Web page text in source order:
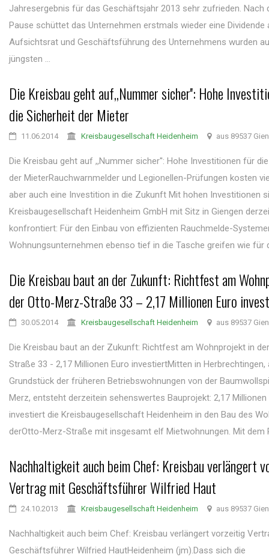
Jahresergebnis für das Geschäftsjahr 2013 sehr zufrieden. Nach
Pause schüttet das Unternehmen erstmals wieder eine Dividende
Aufsichtsrat und Geschäftsführung des Unternehmens wurden
jüngsten ...
Die Kreisbau geht auf,,Nummer sicher'': Hohe
die Sicherheit der Mieter
11.06.2014 Kreisbaugesellschaft Heidenheim aus 89537
Die Kreisbau geht auf ,,Nummer sicher'': Hohe Investitionen für
der MieterRauchwarnmelder und Legionellen-Prüfungen kosten
aber auch eine Investition in die Zukunft Mit hohen Investitionen
Kreisbaugesellschaft Heidenheim GmbH mit Sitz in Giengen
konfrontiert: Für den Einbau von effizienten Rauchmelde-
Wohnungsunternehmen ebenso tief in die Tasche greifen wie für
Die Kreisbau baut an der Zukunft: Richtfest am
der Otto-Merz-Straße 33 – 2,17 Millionen Euro
30.05.2014 Kreisbaugesellschaft Heidenheim aus 89537
Die Kreisbau baut an der Zukunft: Richtfest am Wohnprojekt in
Straße 33 - 2,17 Millionen Euro investiertMitten in Herbrechtingen,
Grundstück der früheren Betriebswohnungen von der
Merz, entsteht derzeitein sehenswertes Bauprojekt: 2,17 Millionen
investiert die Kreisbaugesellschaft Heidenheim in den Bau des
derOtto-Merz-Straße mit insgesamt elf Mietwohnungen. Mit dem
Nachhaltigkeit auch beim Chef: Kreisbau verlängert
Vertrag mit Geschäftsführer Wilfried Haut
24.10.2013 Kreisbaugesellschaft Heidenheim aus 89537
Nachhaltigkeit auch beim Chef: Kreisbau verlängert vorzeitig
Geschäftsführer Wilfried HautHeidenheim (jm).Dass sich die